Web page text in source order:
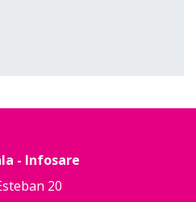
- Infosare
20